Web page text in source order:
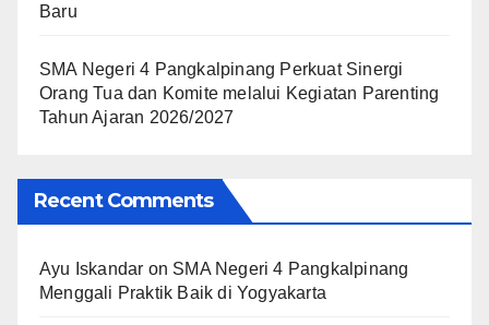
Baru
SMA Negeri 4 Pangkalpinang Perkuat Sinergi
Orang Tua dan Komite melalui Kegiatan Parenting
Tahun Ajaran 2026/2027
Recent Comments
Ayu Iskandar on SMA Negeri 4 Pangkalpinang
Menggali Praktik Baik di Yogyakarta